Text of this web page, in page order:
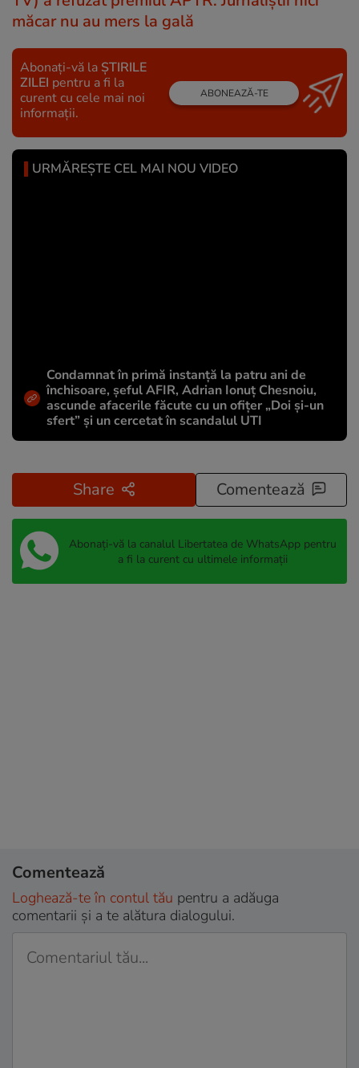
măcar nu au mers la gală
Abonați-vă la ȘTIRILE
ZILEI pentru a fi la
curent cu cele mai noi
informații.
ABONEAZĂ-TE
URMĂREȘTE CEL MAI NOU VIDEO
Condamnat în primă instanță la patru ani de
închisoare, șeful AFIR, Adrian Ionuț Chesnoiu,
ascunde afacerile făcute cu un ofițer „Doi și-un
sfert” și un cercetat în scandalul UTI
Share Comentează
Abonați-vă la canalul Libertatea de WhatsApp pentru
a fi la curent cu ultimele informații
Comentează
Loghează-te în contul tău pentru a adăuga
comentarii și a te alătura dialogului.